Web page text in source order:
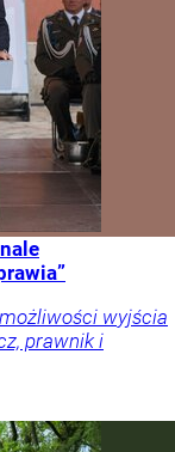
wyjścia
prawnik i